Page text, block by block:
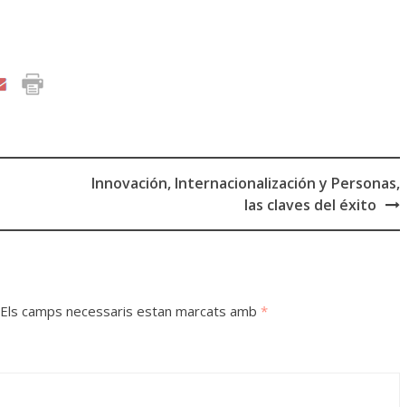
Innovación, Internacionalización y Personas,
las claves del éxito
Els camps necessaris estan marcats amb *